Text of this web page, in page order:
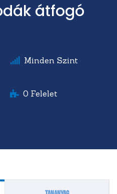
átfogó
Minden Szint
0 Felelet